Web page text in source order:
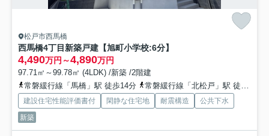
松戸市西馬橋
西馬橋4丁目新築戸建【旭町小学校:6分】
4,490万円～4,890万円
97.71㎡～99.78㎡ (4LDK) /新築 /2階建
常磐緩行線「馬橋」駅 徒歩14分
常磐緩行線「北松戸」駅 徒歩29分
建設住宅性能評価書付 閑静な住宅地 耐震構造
公共下水
新築